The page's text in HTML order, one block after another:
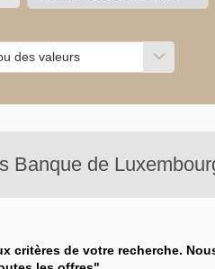
des valeurs
Banque de
critères de votre recherche.